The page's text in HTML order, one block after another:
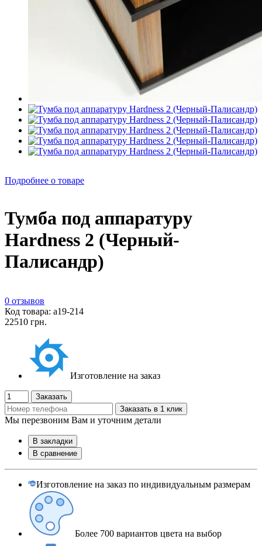
Подробнее о товаре
Тумба под аппаратуру
Hardness 2 (Черный-
Палисандр)
0 отзывов
Код товара: а19-214
22510 грн.
Изготовление на заказ
Заказать
Заказать в 1 клик
Мы перезвоним Вам и уточним детали
В закладки
В сравнение
Изготовление на заказ по индивидуальным размерам
Более 700 вариантов цвета на выбор